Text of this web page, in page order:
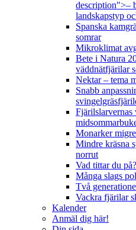
description">–
landskapstyp
Spanska
somrar
Mikroklimat
Bete i Natura
väddnätfjärilar
Nektar – tema
Snabb
Fjärilslarvernas
Monarker
Mindre kräsna
norrut
Vad tittar du på?
Många slags
Två
Vackra fjärilar
Kalender
Anmäl dig här!